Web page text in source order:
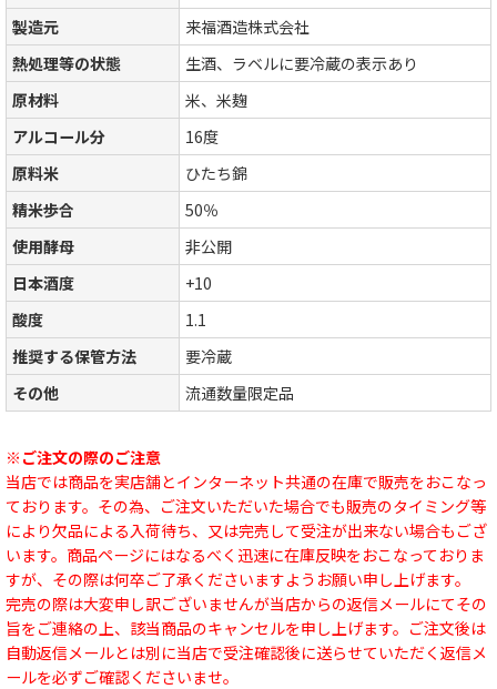
製造元
来福酒造株式会社
熱処理等の状態
生酒、ラベルに要冷蔵の表示あり
原材料
米、米麹
アルコール分
16度
原料米
ひたち錦
精米歩合
50％
使用酵母
非公開
日本酒度
+10
酸度
1.1
推奨する保管方法
要冷蔵
その他
流通数量限定品
※ご注文の際のご注意
当店では商品を実店舗とインターネット共通の在庫で販売をおこなっ
ております。その為、ご注文いただいた場合でも販売のタイミング等
により欠品による入荷待ち、又は完売して受注が出来ない場合もござ
います。商品ページにはなるべく迅速に在庫反映をおこなっておりま
すが、その際は何卒ご了承くださいますようお願い申し上げます。
完売の際は大変申し訳ございませんが当店からの返信メールにてその
旨をご連絡の上、該当商品のキャンセルを申し上げます。ご注文後は
自動返信メールとは別に当店で受注確認後に送らせていただく返信メ
ールを必ずご確認くださいませ。